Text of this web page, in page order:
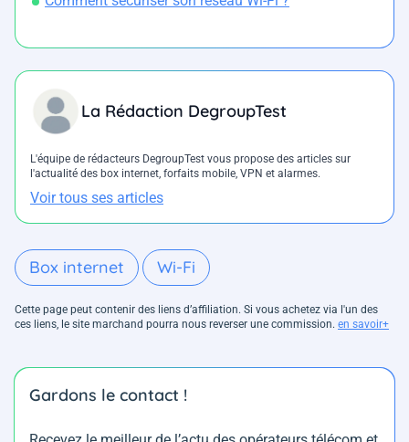
La Rédaction DegroupTest
L'équipe de rédacteurs DegroupTest vous propose des articles sur
l'actualité des box internet, forfaits mobile, VPN et alarmes.
Voir tous ses articles
Box internet Wi-Fi
Cette page peut contenir des liens d’affiliation. Si vous achetez via l'un des
ces liens, le site marchand pourra nous reverser une commission. en savoir+
Gardons le contact !